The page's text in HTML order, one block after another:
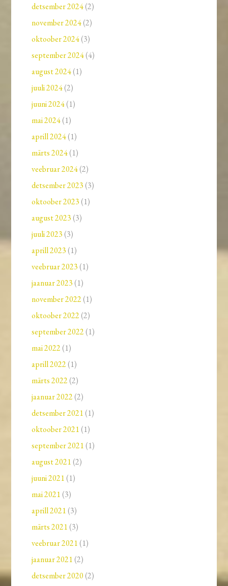
detsember 2024(2)
november 2024(2)
oktoober 2024(3)
september 2024(4)
august 2024(1)
juuli 2024(2)
juuni 2024(1)
mai 2024(1)
aprill 2024(1)
märts 2024(1)
veebruar 2024(2)
detsember 2023 (3)
oktoober 2023 (1)
august 2023 (3)
juuli 2023 (3)
aprill 2023 (1)
veebruar 2023 (1)
jaanuar 2023 (1)
november 2022 (1)
oktoober 2022 (2)
september 2022 (1)
mai 2022 (1)
aprill 2022 (1)
märts 2022 (2)
jaanuar 2022 (2)
detsember 2021 (1)
oktoober 2021 (1)
september 2021 (1)
august 2021 (2)
juuni 2021 (1)
mai 2021 (3)
aprill 2021 (3)
märts 2021 (3)
veebruar 2021 (1)
jaanuar 2021 (2)
detsember 2020 (2)